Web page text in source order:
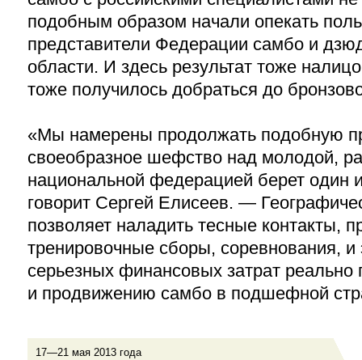
подобным образом начали опекать
представители Федерации самбо и
области. И здесь результат тоже
тоже получилось добраться до
«Мы намерены продолжать подобную
своеобразное шефство над молодой,
национальной федерацией берет один
говорит Сергей Елисеев. —
позволяет наладить тесные контакты,
тренировочные сборы, соревнования, и
серьезных финансовых затрат реально
и продвижению самбо в подшефной
17—21 мая 2013 года